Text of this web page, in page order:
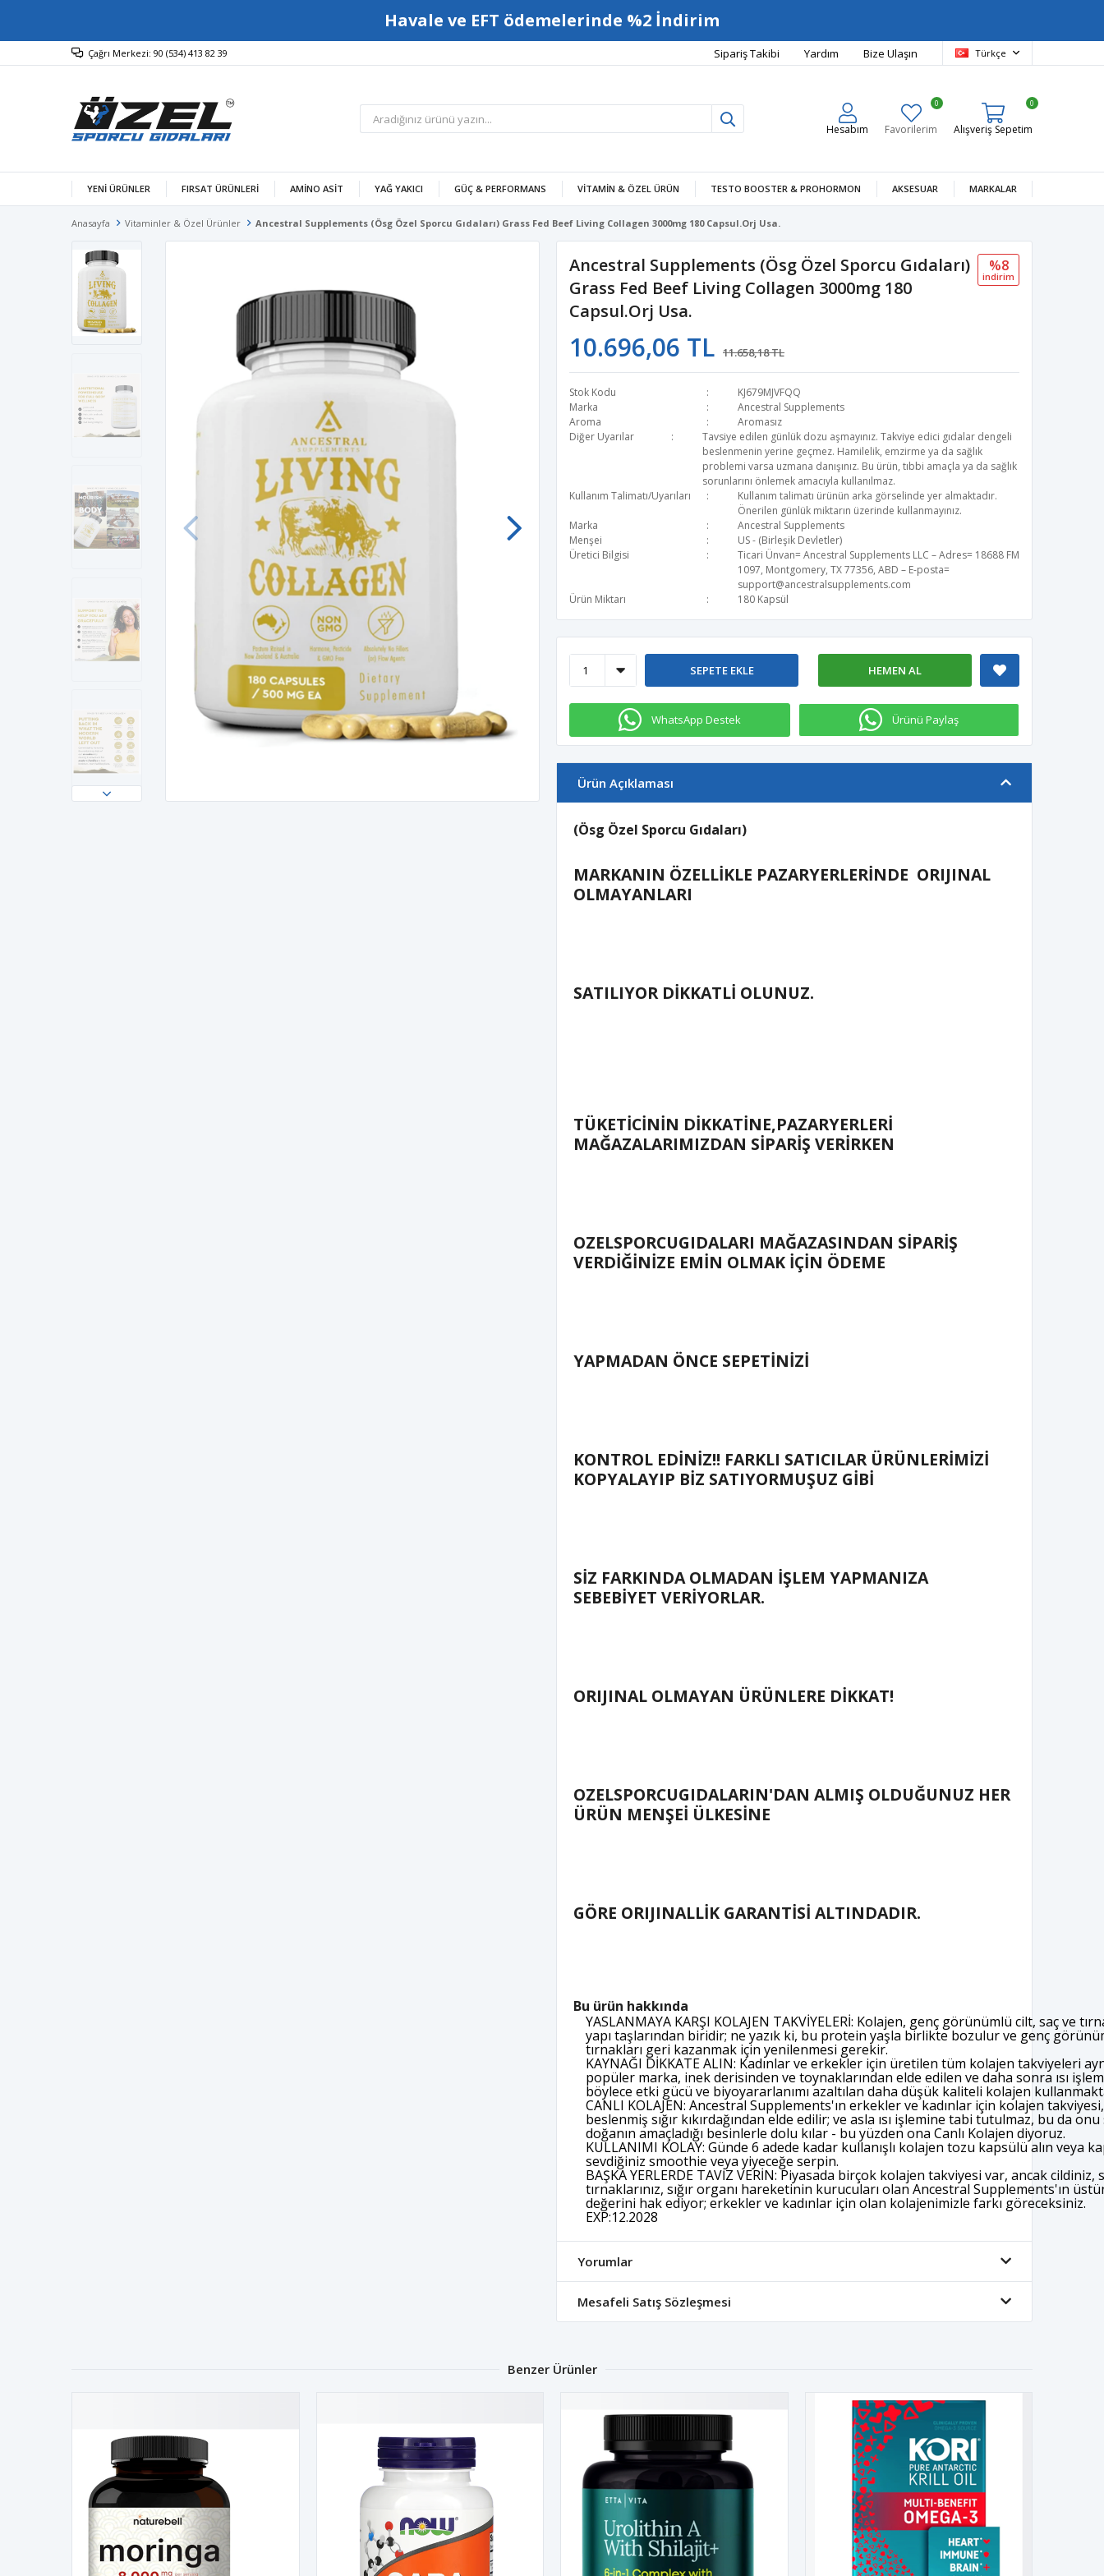
Havale ve EFT ödemelerinde %2 İndirim
Çağrı Merkezi: 90 (534) 413 82 39 Sipariş Takibi Yardım Bize Ulaşın Türkçe
Hesabım Favorilerim
0
Alışveriş Sepetim
0
YENİ ÜRÜNLER FIRSAT ÜRÜNLERİ AMINO ASIT YAĞ YAKICI GÜÇ & PERFORMANS VITAMIN & ÖZEL ÜRÜN TESTO BOOSTER & PROHORMON AKSESUAR MARKALAR
Anasayfa Vitaminler & Özel Ürünler Ancestral Supplements (Ösg Özel Sporcu Gıdaları) Grass Fed Beef Living Collagen 3000mg 180 Capsul.Orj Usa.
Ancestral Supplements (Ösg Özel Sporcu Gıdaları)
Grass Fed Beef Living Collagen 3000mg 180
Capsul.Orj Usa.
10.696,06 TL 11.658,18 TL
%8
i̇ndi̇ri̇m
Stok Kodu
KJ679MJVFQQ
Marka
Ancestral Supplements
Aroma
Aromasız
Diğer Uyarılar
Tavsiye edilen günlük dozu aşmayınız. Takviye edici gıdalar dengeli
beslenmenin yerine geçmez. Hamilelik, emzirme ya da sağlık
problemi varsa uzmana danışınız. Bu ürün, tıbbi amaçla ya da sağlık
sorunlarını önlemek amacıyla kullanılmaz.
Kullanım Talimatı/Uyarıları
Kullanım talimatı ürünün arka görselinde yer almaktadır.
Önerilen günlük miktarın üzerinde kullanmayınız.
Marka
Ancestral Supplements
Menşei
US - (Birleşik Devletler)
Üretici Bilgisi
Ticari Ünvan= Ancestral Supplements LLC – Adres= 18688 FM
1097, Montgomery, TX 77356, ABD – E-posta=
support@ancestralsupplements.com
Ürün Miktarı
180 Kapsül
HEMEN AL
SEPETE EKLE
WhatsApp Destek Ürünü Paylaş
Ürün Açıklaması
(Ösg Özel Sporcu Gıdaları)
MARKANIN ÖZELLİKLE PAZARYERLERİNDE ORIJINAL
OLMAYANLARI
SATILIYOR DİKKATLİ OLUNUZ.
TÜKETİCİNİN DİKKATİNE,PAZARYERLERİ
MAĞAZALARIMIZDAN SİPARİŞ VERİRKEN
OZELSPORCUGIDALARI MAĞAZASINDAN SİPARİŞ
VERDİĞİNİZE EMİN OLMAK İÇİN ÖDEME
YAPMADAN ÖNCE SEPETİNİZİ
KONTROL EDİNİZ!! FARKLI SATICILAR ÜRÜNLERİMİZİ
KOPYALAYIP BİZ SATIYORMUŞUZ GİBİ
SİZ FARKINDA OLMADAN İŞLEM YAPMANIZA
SEBEBİYET VERİYORLAR.
ORIJINAL OLMAYAN ÜRÜNLERE DİKKAT!
OZELSPORCUGIDALARIN'DAN ALMIŞ OLDUĞUNUZ HER
ÜRÜN MENŞEİ ÜLKESİNE
GÖRE ORIJINALLİK GARANTİSİ ALTINDADIR.
Bu ürün hakkında
YASLANMAYA KARŞI KOLAJEN TAKVİYELERİ: Kolajen, genç görünümlü cilt, saç ve
yapı taşlarından biridir; ne yazık ki, bu protein yaşla birlikte bozulur ve genç
tırnakları geri kazanmak için yenilenmesi gerekir.
KAYNAĞI DİKKATE ALIN: Kadınlar ve erkekler için üretilen tüm kolajen takviyeleri
popüler marka, inek derisinden ve toynaklarından elde edilen ve daha sonra ısı
böylece etki gücü ve biyoyararlanımı azaltılan daha düşük kaliteli kolajen
CANLI KOLAJEN: Ancestral Supplements'ın erkekler ve kadınlar için kolajen
beslenmiş sığır kıkırdağından elde edilir; ve asla ısı işlemine tabi tutulmaz, bu da
doğanın amaçladığı besinlerle dolu kılar - bu yüzden ona Canlı Kolajen diyoruz.
KULLANIMI KOLAY: Günde 6 adede kadar kullanışlı kolajen tozu kapsülü alın veya
sevdiğiniz smoothie veya yiyeceğe serpin.
BAŞKA YERLERDE TAVİZ VERİN: Piyasada birçok kolajen takviyesi var, ancak cildiniz,
tırnaklarınız, sığır organı hareketinin kurucuları olan Ancestral Supplements'ın
değerini hak ediyor; erkekler ve kadınlar için olan kolajenimizle farkı göreceksiniz.
EXP:12.2028
Yorumlar
Mesafeli Satış Sözleşmesi
Benzer Ürünler